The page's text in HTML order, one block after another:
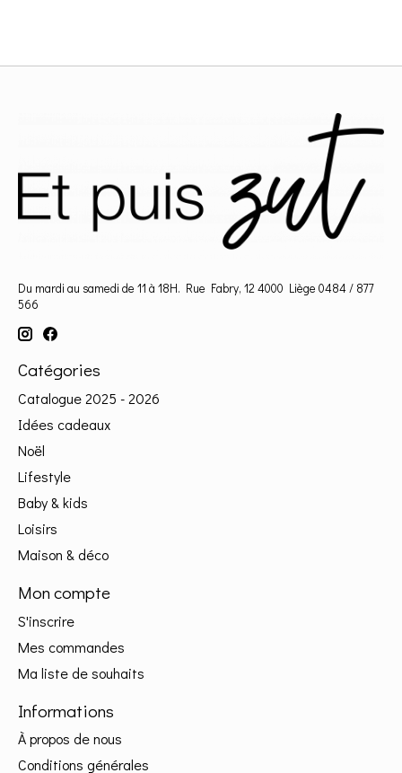
Du mardi au samedi de 11 à 18H. Rue Fabry, 12 4000 Liège 0484 / 877
566
Catégories
Catalogue 2025 - 2026
Idées cadeaux
Noël
Lifestyle
Baby & kids
Loisirs
Maison & déco
Mon compte
S'inscrire
Mes commandes
Ma liste de souhaits
Informations
À propos de nous
Conditions générales